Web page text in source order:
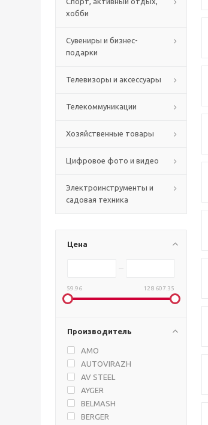
хобби
Сувениры и бизнес-
подарки
Телевизоры и аксессуары
Телекоммуникации
Хозяйственные товары
Цифровое фото и видео
Электроинструменты и
садовая техника
Цена
59.96 128 607.35
Производитель
AMO
AUTOVIRAZH
AV STEEL
AYGER
BELMASH
BERGER